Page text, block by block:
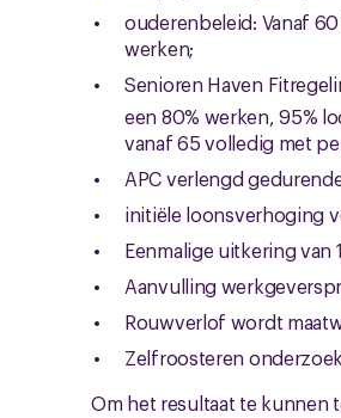
ouderenbeleid: Vanaf
werken;
Senioren Haven
een 80% werken, 95%
vanaf 65 volledig met
APC verlengd
initiële loonsverhoging
Eenmalige uitkering
Aanvulling
Rouwverlof wordt
Zelfroosteren
Om het resultaat te kunnen